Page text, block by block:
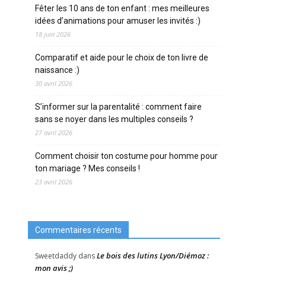
Fêter les 10 ans de ton enfant : mes meilleures
idées d’animations pour amuser les invités :)
18 juin 2026
Comparatif et aide pour le choix de ton livre de
naissance :)
30 avril 2026
S’informer sur la parentalité : comment faire
sans se noyer dans les multiples conseils ?
27 avril 2026
Comment choisir ton costume pour homme pour
ton mariage ? Mes conseils !
23 avril 2026
Commentaires récents
Sweetdaddy dansLe bois des lutins Lyon/Diémoz :
mon avis ;)